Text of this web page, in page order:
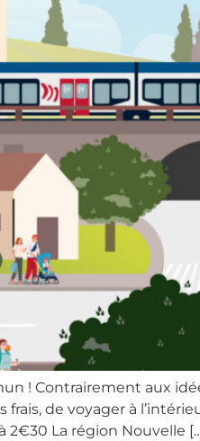
! Contrairement aux
de voyager à
2€30 La région Nouvelle